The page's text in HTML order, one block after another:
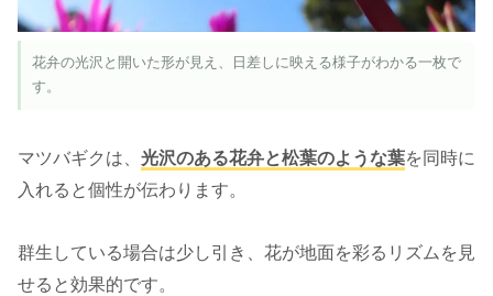
花弁の光沢と開いた形が見え、日差しに映える様子がわかる一枚で
す。
マツバギクは、 光沢のある花弁と松葉のような葉を同時に
入れると個性が伝わります。
群生している場合は少し引き、花が地面を彩るリズムを見
せると効果的です。